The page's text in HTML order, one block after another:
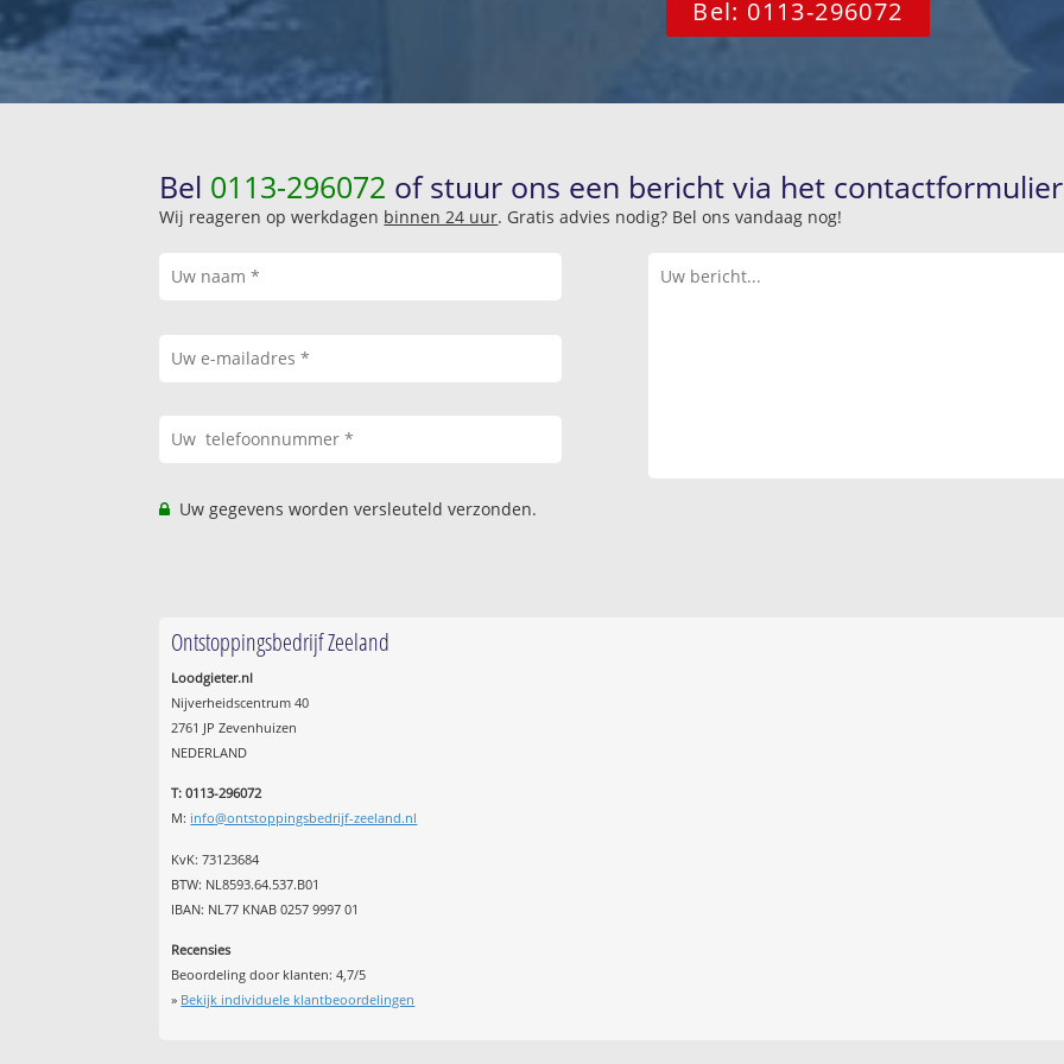
Bel: 0113-296072
Bel 0113-296072 of stuur ons een bericht via het
Wij reageren op werkdagen binnen 24 uur. Gratis advies nodig? Bel ons vandaag nog!
Uw gegevens worden versleuteld verzonden.
Ontstoppingsbedrijf Zeeland
Loodgieter.nl
Nijverheidscentrum 40
2761 JP Zevenhuizen
NEDERLAND
T: 0113-296072
M: info@ontstoppingsbedrijf-zeeland.nl
KvK: 73123684
BTW: NL8593.64.537.B01
IBAN: NL77 KNAB 0257 9997 01
Recensies
Beoordeling door klanten:4,7/5
» Bekijk individuele klantbeoordelingen